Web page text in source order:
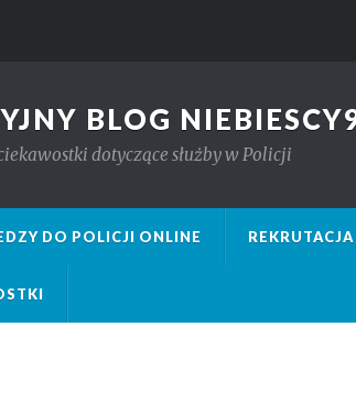
BLOG
dotyczące służby w Policji
DO POLICJI ONLINE